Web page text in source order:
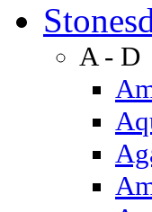
Stones
A - D